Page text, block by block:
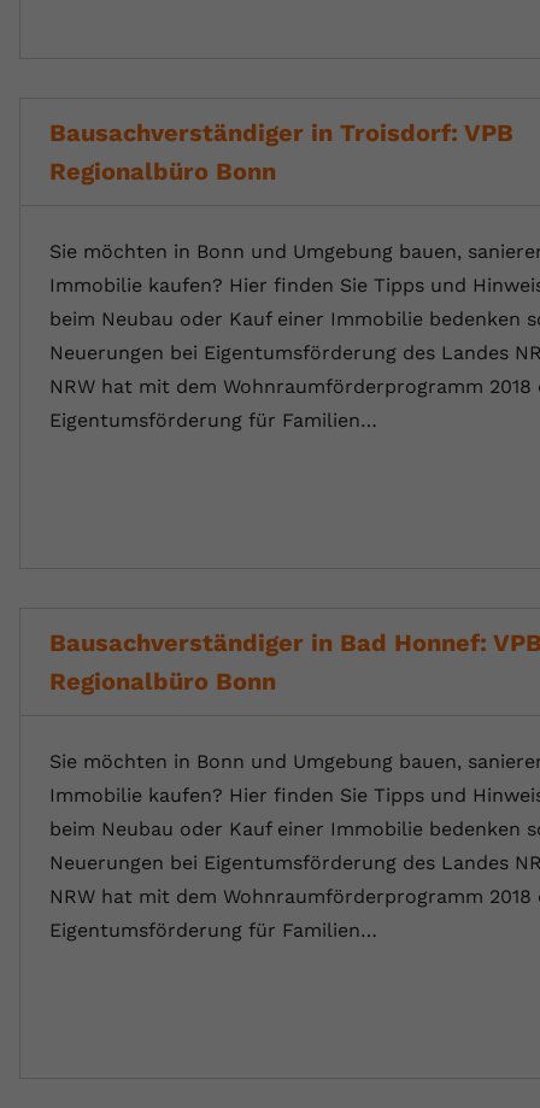
Bausachverständiger in Troisdorf: VPB
Regionalbüro Bonn
Sie möchten in Bonn und Umgebung bauen,
Immobilie kaufen? Hier finden Sie Tipps und
beim Neubau oder Kauf einer Immobilie bedenken
Neuerungen bei Eigentumsförderung des Landes
NRW hat mit dem Wohnraumförderprogramm 2018
Eigentumsförderung für Familien…
Bausachverständiger in Bad Honnef:
Regionalbüro Bonn
Sie möchten in Bonn und Umgebung bauen,
Immobilie kaufen? Hier finden Sie Tipps und
beim Neubau oder Kauf einer Immobilie bedenken
Neuerungen bei Eigentumsförderung des Landes
NRW hat mit dem Wohnraumförderprogramm 2018
Eigentumsförderung für Familien…